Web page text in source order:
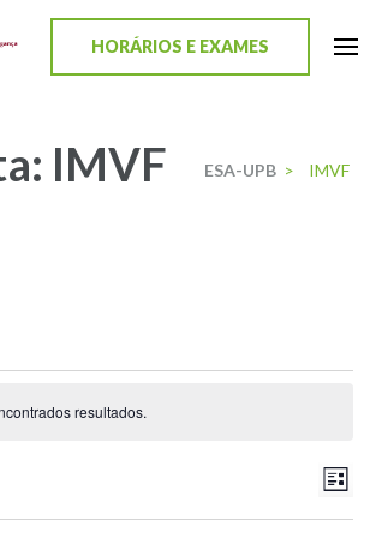
HORÁRIOS E EXAMES
IMVF ESA-UPB > IMVF
resultados.
de
Lista